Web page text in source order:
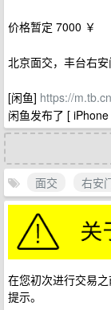
价格暂定 7000 ￥
北京面交，丰台右
[闲鱼] https://
闲鱼发布了 [
面交 右安
在您初次进行交易
提示。